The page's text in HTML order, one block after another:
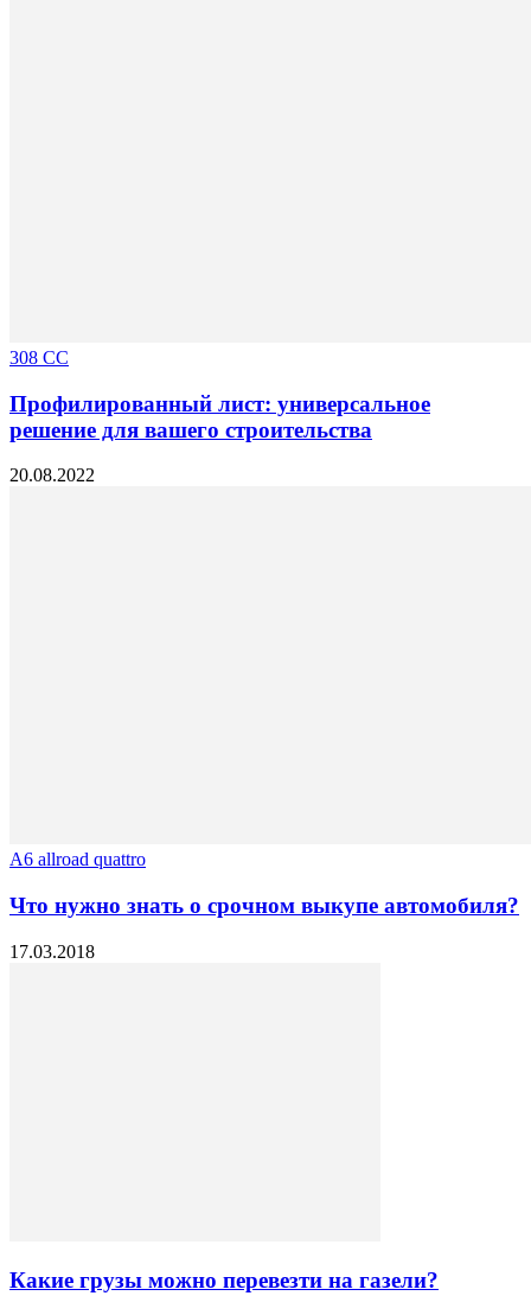
308 CC
Профилированный лист: универсальное
решение для вашего строительства
20.08.2022
A6 allroad quattro
Что нужно знать о срочном выкупе автомобиля?
17.03.2018
Какие грузы можно перевезти на газели?